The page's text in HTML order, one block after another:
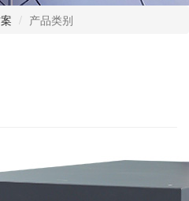
产品类别